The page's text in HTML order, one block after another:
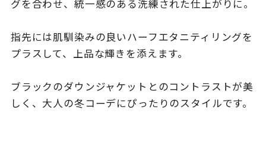
在庫 在庫ありのみ すべて表示
グを合わせ、統一感のある洗練された仕上がりに。
指先には肌馴染みの良いハーフエタニティリングを
プラスして、上品な輝きを添えます。
ブラックのダウンジャケットとのコントラストが美
しく、大人の冬コーデにぴったりのスタイルです。